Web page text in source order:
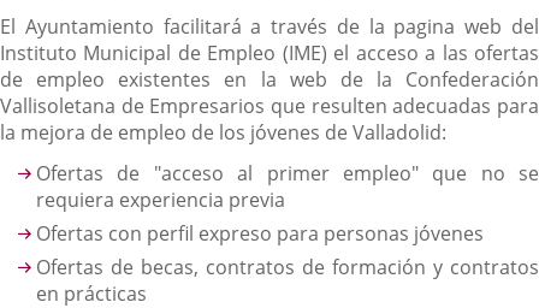
El Ayuntamiento facilitará a través de la pagina web del
Instituto Municipal de Empleo (IME) el acceso a las ofertas
de empleo existentes en la web de la Confederación
Vallisoletana de Empresarios que resulten adecuadas para
la mejora de empleo de los jóvenes de Valladolid:
Ofertas de "acceso al primer empleo" que no se
requiera experiencia previa
Ofertas con perfil expreso para personas jóvenes
Ofertas de becas, contratos de formación y contratos
en prácticas